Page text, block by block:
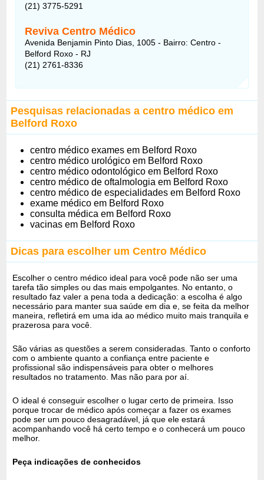
(21) 3775-5291
Reviva Centro Médico
Avenida Benjamin Pinto Dias, 1005 - Bairro: Centro -
Belford Roxo - RJ
(21) 2761-8336
Pesquisas relacionadas a centro médico em
Belford Roxo
centro médico exames em Belford Roxo
centro médico urológico em Belford Roxo
centro médico odontológico em Belford Roxo
centro médico de oftalmologia em Belford Roxo
centro médico de especialidades em Belford Roxo
exame médico em Belford Roxo
consulta médica em Belford Roxo
vacinas em Belford Roxo
Dicas para escolher um Centro Médico
Escolher o centro médico ideal para você pode não ser uma
tarefa tão simples ou das mais empolgantes. No entanto, o
resultado faz valer a pena toda a dedicação: a escolha é algo
necessário para manter sua saúde em dia e, se feita da melhor
maneira, refletirá em uma ida ao médico muito mais tranquila e
prazerosa para você.
São várias as questões a serem consideradas. Tanto o conforto
com o ambiente quanto a confiança entre paciente e
profissional são indispensáveis para obter o melhores
resultados no tratamento. Mas não para por aí.
O ideal é conseguir escolher o lugar certo de primeira. Isso
porque trocar de médico após começar a fazer os exames
pode ser um pouco desagradável, já que ele estará
acompanhando você há certo tempo e o conhecerá um pouco
melhor.
Peça indicações de conhecidos